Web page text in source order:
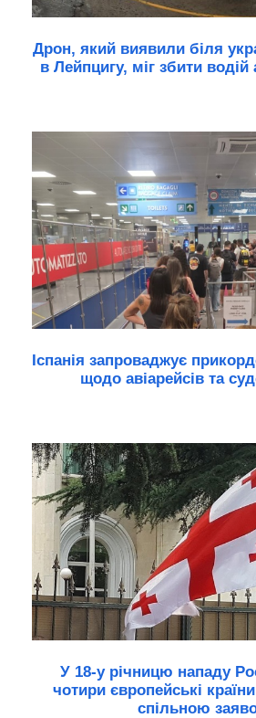
Дрон, який виявили біля
в Лейпцигу, міг збити
Іспанія запроваджує
щодо авіарейсів та
У 18-у річницю нападу
чотири європейські
спільною